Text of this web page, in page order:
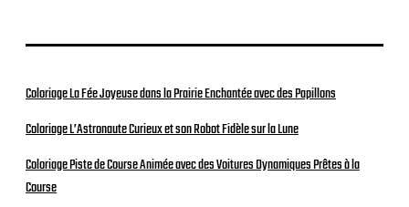
Coloriage La Fée Joyeuse dans la Prairie Enchantée avec des Papillons
Coloriage L’Astronaute Curieux et son Robot Fidèle sur la Lune
Coloriage Piste de Course Animée avec des Voitures Dynamiques Prêtes à la
Course